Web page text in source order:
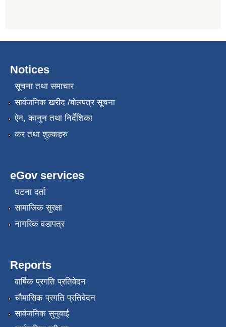
Notices
सूचना तथा समाचार
सार्वजनिक खरीद /बोलपत्र सूचना
ऐन, कानुन तथा निर्देशिका
कर तथा शुल्कहरु
eGov services
घटना दर्ता
सामाजिक सुरक्षा
नागरिक वडापत्र
Reports
वार्षिक प्रगति प्रतिवेदन
चौमासिक प्रगति प्रतिवेदन
सार्वजनिक सुनुवाई